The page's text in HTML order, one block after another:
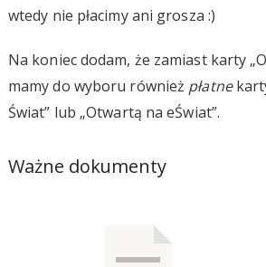
wtedy nie płacimy ani grosza :)
Na koniec dodam, że zamiast karty
mamy do wyboru również płatne
Świat” lub „Otwartą na eŚwiat”.
Ważne dokumenty